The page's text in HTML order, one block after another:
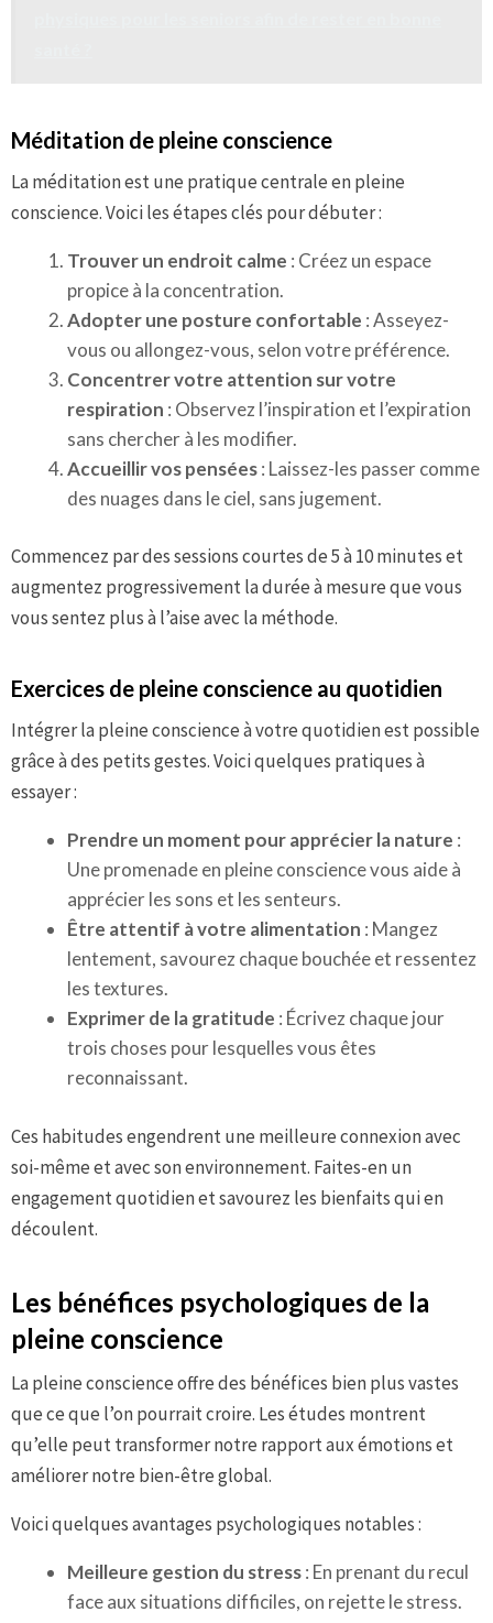
Méditation de pleine conscience
La méditation est une pratique centrale en pleine
conscience. Voici les étapes clés pour débuter :
Trouver un endroit calme : Créez un espace
propice à la concentration.
Adopter une posture confortable : Asseyez-
vous ou allongez-vous, selon votre préférence.
Concentrer votre attention sur votre
respiration : Observez l’inspiration et l’expiration
sans chercher à les modifier.
Accueillir vos pensées: Laissez-les passer comme
des nuages dans le ciel, sans jugement.
Commencez par des sessions courtes de 5 à 10 minutes et
augmentez progressivement la durée à mesure que vous
vous sentez plus à l’aise avec la méthode.
Exercices de pleine conscience au quotidien
Intégrer la pleine conscience à votre quotidien est possible
grâce à des petits gestes. Voici quelques pratiques à
essayer :
Prendre un moment pour apprécier la nature :
Une promenade en pleine conscience vous aide à
apprécier les sons et les senteurs.
Être attentif à votre alimentation : Mangez
lentement, savourez chaque bouchée et ressentez
les textures.
Exprimer de la gratitude : Écrivez chaque jour
trois choses pour lesquelles vous êtes
reconnaissant.
Ces habitudes engendrent une meilleure connexion avec
soi-même et avec son environnement. Faites-en un
engagement quotidien et savourez les bienfaits qui en
découlent.
Les bénéfices psychologiques de la
pleine conscience
La pleine conscience offre des bénéfices bien plus vastes
que ce que l’on pourrait croire. Les études montrent
qu’elle peut transformer notre rapport aux émotions et
améliorer notre bien-être global.
Voici quelques avantages psychologiques notables :
Meilleure gestion du stress: En prenant du recul
face aux situations difficiles, on rejette le stress.